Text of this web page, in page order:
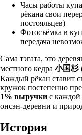
Часы работы
рёкана свои
постояльцев)
Фотосъёмка в
передача
Сама тэгата, это
местного кедра 小国杉
Каждый рёкан ставит
кружок постепенно
1% выручки с каждой
онсэн-деревни и
История